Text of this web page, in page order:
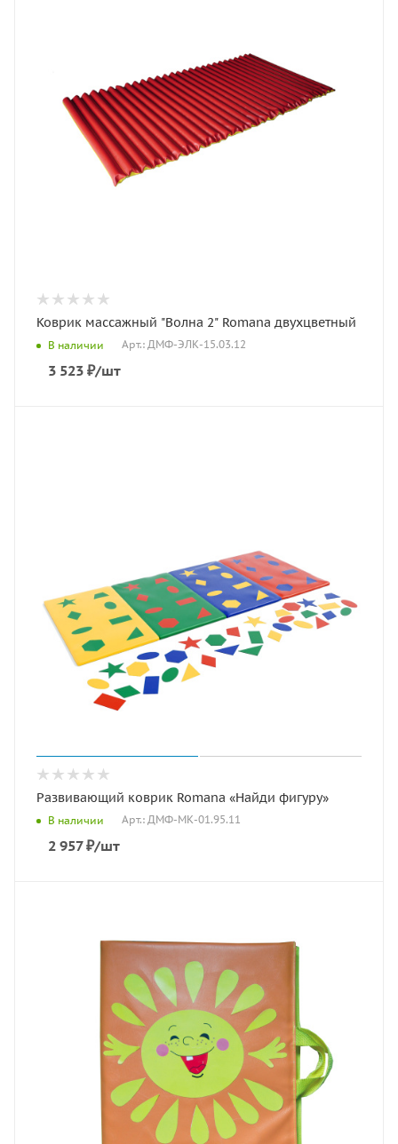
Коврик массажный "Волна 2" Romana двухцветный
В наличии Арт.: ДМФ-ЭЛК-15.03.12
3 523 ₽/шт
Развивающий коврик Romana «Найди фигуру»
В наличии Арт.: ДМФ-МК-01.95.11
2 957₽/шт